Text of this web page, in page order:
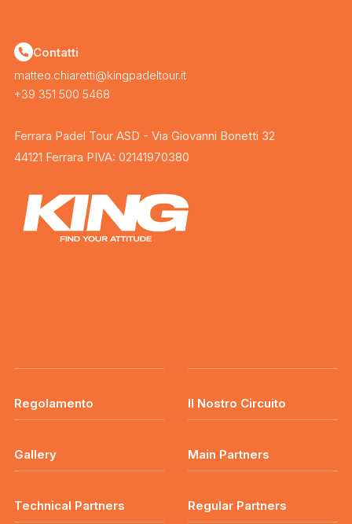
Contatti
matteo.chiaretti@kingpadeltour.it
+39 351 500 5468
Ferrara Padel Tour ASD - Via Giovanni Bonetti 32
44121 Ferrara PIVA: 02141970380
Regolamento Il Nostro Circuito
Gallery Main Partners
Technical Partners Regular Partners